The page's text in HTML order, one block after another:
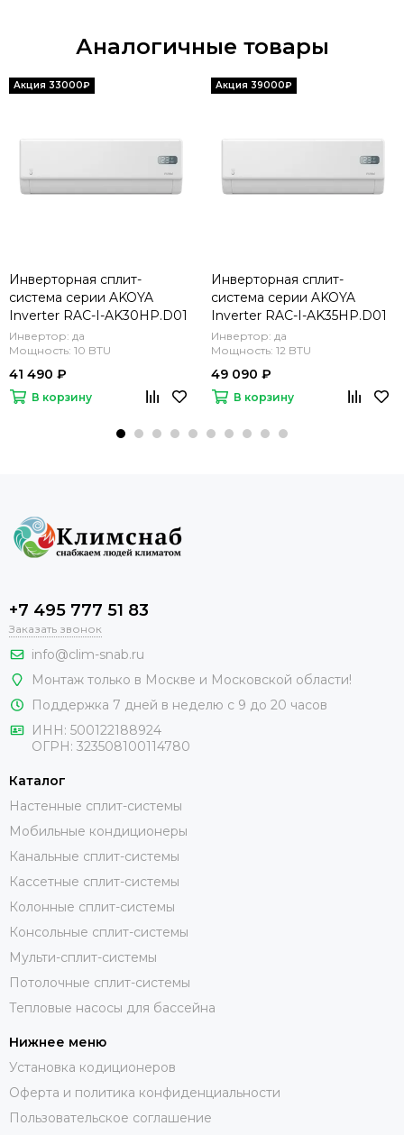
Аналогичные товары
Инверторная сплит-
система серии AKOYA
Inverter RAC-I-AK30HP.D01
(комплект)
Инвертор: да
Мощность: 10 BTU
41 490 ₽
В корзину
Инверторная сплит-
система серии AKOYA
Inverter RAC-I-AK35HP.D01
(комплект)
Инвертор: да
Мощность: 12 BTU
49 090 ₽
В корзину
+7 495 777 51 83
Заказать звонок
info@clim-snab.ru
Монтаж только в Москве и Московской области!
Поддержка 7 дней в неделю с 9 до 20 часов
ИНН: 500122188924
ОГРН: 323508100114780
Каталог
Настенные сплит-системы
Мобильные кондиционеры
Канальные сплит-системы
Кассетные сплит-системы
Колонные сплит-системы
Консольные сплит-системы
Мульти-сплит-системы
Потолочные сплит-системы
Тепловые насосы для бассейна
Нижнее меню
Установка кодиционеров
Оферта и политика конфиденциальности
Пользовательское соглашение